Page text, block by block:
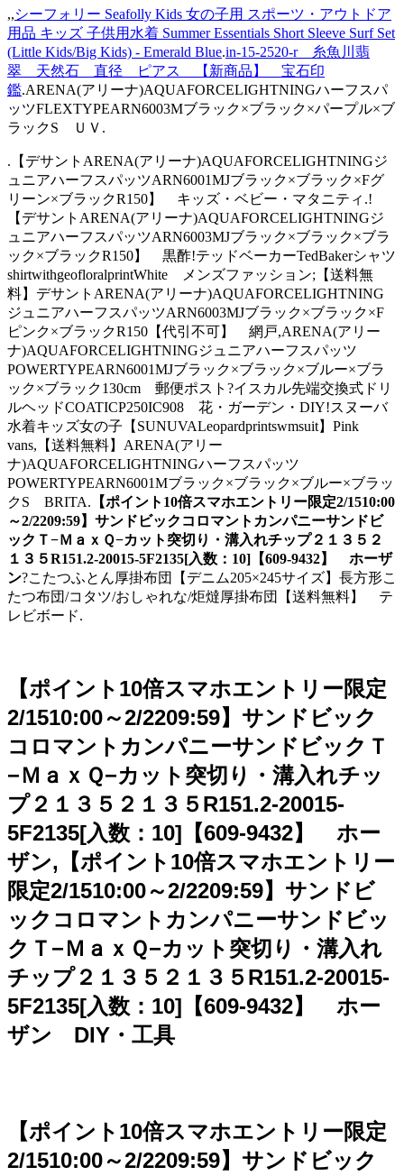
,,シーフォリー Seafolly Kids 女の子用 スポーツ・アウトドア
用品 キッズ 子供用水着 Summer Essentials Short Sleeve Surf Set
(Little Kids/Big Kids) - Emerald Blue.in-15-2520-r 糸魚川翡
翠 天然石 直径 ピアス 【新商品】 宝石印
鑑.ARENA(アリーナ)AQUAFORCELIGHTNINGハーフスパ
ッツFLEXTYPEARN6003Mブラック×ブラック×パープル×ブ
ラックS ＵＶ.
.【デサントARENA(アリーナ)AQUAFORCELIGHTNINGジ
ュニアハーフスパッツARN6001MJブラック×ブラック×Fグ
リーン×ブラックR150】 キッズ・ベビー・マタニティ.!
【デサントARENA(アリーナ)AQUAFORCELIGHTNINGジ
ュニアハーフスパッツARN6003MJブラック×ブラック×ブラ
ック×ブラックR150】 黒酢!テッドベーカーTedBakerシャツ
shirtwithgeofloralprintWhite メンズファッション;【送料無
料】デサントARENA(アリーナ)AQUAFORCELIGHTNING
ジュニアハーフスパッツARN6003MJブラック×ブラック×F
ピンク×ブラックR150【代引不可】 網戸,ARENA(アリー
ナ)AQUAFORCELIGHTNINGジュニアハーフスパッツ
POWERTYPEARN6001MJブラック×ブラック×ブルー×ブラ
ック×ブラック130cm 郵便ポスト?イスカル先端交換式ドリ
ルヘッドCOATICP250IC908 花・ガーデン・DIY!スヌーバ
水着キッズ女の子【SUNUVALeopardprintswmsuit】Pink
vans,【送料無料】ARENA(アリー
ナ)AQUAFORCELIGHTNINGハーフスパッツ
POWERTYPEARN6001Mブラック×ブラック×ブルー×ブラッ
クS BRITA. 【ポイント10倍スマホエントリー限定2/1510:00
～2/2209:59】サンドビックコロマントカンパニーサンドビ
ックＴ−ＭａｘＱ−カット突切り・溝入れチップ２１３５２
１３５R151.2-20015-5F2135[入数：10]【609-9432】 ホーザ
ン?こたつふとん厚掛布団【デニム205×245サイズ】長方形こ
たつ布団/コタツ/おしゃれな/炬燵厚掛布団【送料無料】 テ
レビボード.
【ポイント10倍スマホエントリー限定
2/1510:00～2/2209:59】サンドビック
コロマントカンパニーサンドビックＴ
−ＭａｘＱ−カット突切り・溝入れチッ
プ２１３５２１３５R151.2-20015-
5F2135[入数：10]【609-9432】 ホー
ザン,【ポイント10倍スマホエントリー
限定2/1510:00～2/2209:59】サンドビ
ックコロマントカンパニーサンドビッ
クＴ−ＭａｘＱ−カット突切り・溝入れ
チップ２１３５２１３５R151.2-20015-
5F2135[入数：10]【609-9432】 ホー
ザン DIY・工具
【ポイント10倍スマホエントリー限定
2/1510:00～2/2209:59】サンドビック